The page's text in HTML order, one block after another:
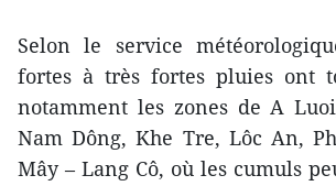
Selon le service
fortes à très fortes pluies ont
notamment les zones de A
Nam Dông, Khe Tre, Lôc An,
Mây – Lang Cô, où les cumuls